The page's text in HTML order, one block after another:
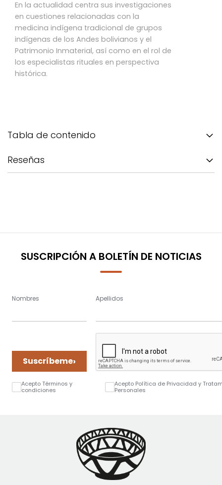
En la actualidad centra sus investigaciones
en cuestiones relacionadas con la
medicina indígena tradicional de grupos
indígenas de los Andes bolivianos y el
Patrimonio Inmaterial, así como en el rol de
los especialistas rituales en perspectiva
histórica.
Tabla de contenido
Reseñas
SUSCRIPCIÓN A BOLETÍN DE NOTICIAS
Nombres Apellidos
Suscríbeme›
Acepto Términos y
condiciones
Acepto Política de Privacidad y
Personales